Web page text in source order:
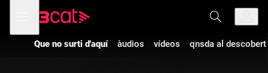
navegació
principal
menú
de
Que no surti d'aquí àudios vídeos qnsda al descobert